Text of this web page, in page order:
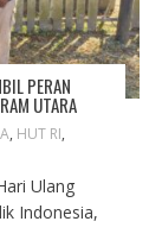
PERAN
UTARA
, HUT RI,
Ulang
Indonesia,